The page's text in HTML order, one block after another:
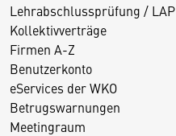
Lehrabschlussprüfung / LAP
Kollektivverträge
Firmen A-Z
Benutzerkonto
eServices der WKO
Betrugswarnungen
Meetingraum